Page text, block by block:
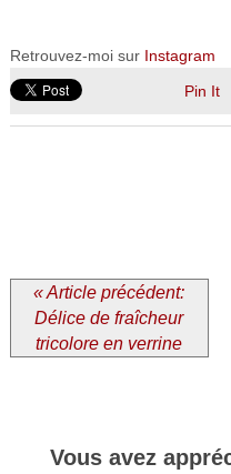
Retrouvez-moi sur Instagram
Pin It
« Article précédent:
Délice de fraîcheur
tricolore en verrine
Vous avez